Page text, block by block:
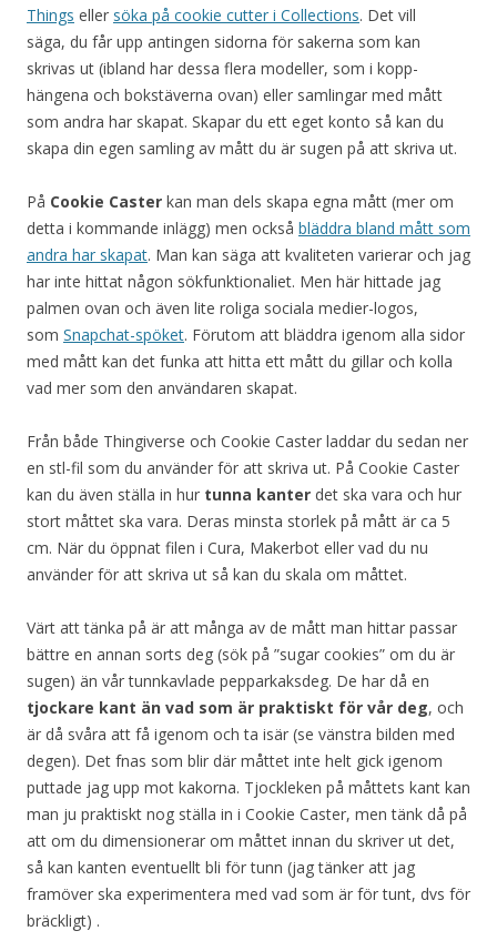
Things eller söka på cookie cutter i Collections. Det vill
säga, du får upp antingen sidorna för sakerna som kan
skrivas ut (ibland har dessa flera modeller, som i kopp-
hängena och bokstäverna ovan) eller samlingar med mått
som andra har skapat. Skapar du ett eget konto så kan du
skapa din egen samling av mått du är sugen på att skriva ut.
På Cookie Caster kan man dels skapa egna mått (mer om
detta i kommande inlägg) men också bläddra bland mått som
andra har skapat. Man kan säga att kvaliteten varierar och jag
har inte hittat någon sökfunktionaliet. Men här hittade jag
palmen ovan och även lite roliga sociala medier-logos,
som Snapchat-spöket. Förutom att bläddra igenom alla sidor
med mått kan det funka att hitta ett mått du gillar och kolla
vad mer som den användaren skapat.
Från både Thingiverse och Cookie Caster laddar du sedan ner
en stl-fil som du använder för att skriva ut. På Cookie Caster
kan du även ställa in hur tunna kanter det ska vara och hur
stort måttet ska vara. Deras minsta storlek på mått är ca 5
cm. När du öppnat filen i Cura, Makerbot eller vad du nu
använder för att skriva ut så kan du skala om måttet.
Värt att tänka på är att många av de mått man hittar passar
bättre en annan sorts deg (sök på ”sugar cookies” om du är
sugen) än vår tunnkavlade pepparkaksdeg. De har då en
tjockare kant än vad som är praktiskt för vår deg, och
är då svåra att få igenom och ta isär (se vänstra bilden med
degen). Det fnas som blir där måttet inte helt gick igenom
puttade jag upp mot kakorna. Tjockleken på måttets kant kan
man ju praktiskt nog ställa in i Cookie Caster, men tänk då på
att om du dimensionerar om måttet innan du skriver ut det,
så kan kanten eventuellt bli för tunn (jag tänker att jag
framöver ska experimentera med vad som är för tunt, dvs för
bräckligt) .